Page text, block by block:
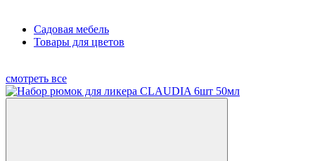
Садовая мебель
Товары для цветов
смотреть все